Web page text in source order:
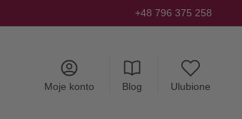
+48 796 375 258
Moje konto Blog Ulubione